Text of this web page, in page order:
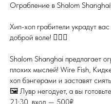
Ограбление в Shalom
Хип-хоп грабители украдут
доброй воле! 🦹🏼‍♂️
Shalom Shanghai предлагает
плохих мыслей! Wire Fish,
хоп бэнгерами и заставят
🖼️ Лувр негодует, а вы
21:30, вход — 500₽.